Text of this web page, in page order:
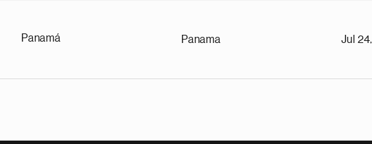
Panamá Panama Jul